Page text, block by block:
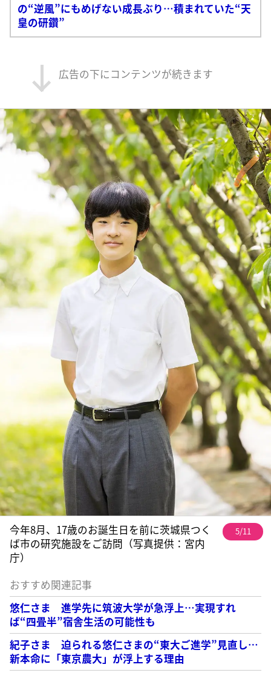
の“逆風”にもめげない成長ぶり…積まれていた“天
皇の研鑽”
広告の下にコンテンツが続きます
今年8月、17歳のお誕生日を前に茨城県つく
ば市の研究施設をご訪問（写真提供：宮内
庁）
5/11
おすすめ関連記事
悠仁さま 進学先に筑波大学が急浮上…実現すれ
ば“四畳半”宿舎生活の可能性も
紀子さま 迫られる悠仁さまの“東大ご進学”見直し…
新本命に「東京農大」が浮上する理由